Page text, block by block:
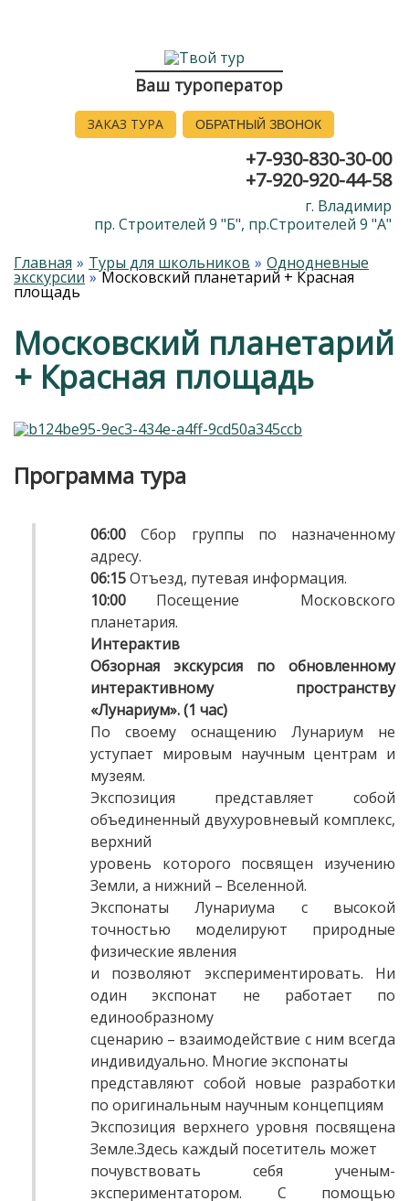
Ваш туроператор
ЗАКАЗ ТУРА ОБРАТНЫЙ ЗВОНОК
+7-930-830-30-00
+7-920-920-44-58
г. Владимир
пр. Строителей 9 "Б", пр.Строителей 9 "А"
Главная
Туры для школьников Однодневные
экскурсии Московский планетарий + Красная
площадь
Московский планетарий
+ Красная площадь
Программа тура
06:00Сбор группы по назначенному
адресу.
06:15Отъезд, путевая информация.
10:00
Посещение Московского
планетария.
Интерактив
Обзорная экскурсия по обновленному
интерактивному пространству
«Лунариум». (1 час)
По своему оснащению Лунариум не
уступает мировым научным центрам и
музеям.
Экспозиция представляет собой
объединенный двухуровневый комплекс,
верхний
уровень которого посвящен изучению
Земли, а нижний – Вселенной.
Экспонаты Лунариума с высокой
точностью моделируют природные
физические явления
и позволяют экспериментировать. Ни
один экспонат не работает по
единообразному
сценарию – взаимодействие с ним всегда
индивидуально. Многие экспонаты
представляют собой новые разработки
по оригинальным научным концепциям
Экспозиция верхнего уровня посвящена
Земле.Здесь каждый посетитель может
почувствовать себя ученым-
экспериментатором. С помощью